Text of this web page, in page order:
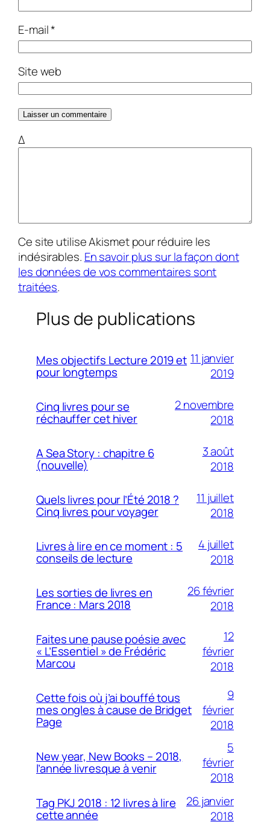
E-mail*
Site web
Δ
Ce site utilise Akismet pour réduire les
indésirables. En savoir plus sur la façon dont
les données de vos commentaires sont
traitées.
Plus de publications
Mes objectifs Lecture 2019 et
pour longtemps
11 janvier
2019
Cinq livres pour se
réchauffer cet hiver
2 novembre
2018
A Sea Story : chapitre 6
(nouvelle)
3 août
2018
Quels livres pour l’Été 2018 ?
Cinq livres pour voyager
11 juillet
2018
Livres à lire en ce moment : 5
conseils de lecture
4 juillet
2018
Les sorties de livres en
France : Mars 2018
26 février
2018
Faites une pause poésie avec
« L’Essentiel » de Frédéric
Marcou
12
février
2018
Cette fois où j’ai bouffé tous
mes ongles à cause de Bridget
Page
9
février
2018
New year, New Books – 2018,
l’année livresque à venir
5
février
2018
Tag PKJ 2018 : 12 livres à lire
cette année
26 janvier
2018